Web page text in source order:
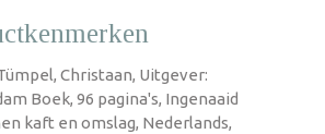
Christaan, Uitgever:
Boek, 96 pagina's, Ingenaaid
kaft en omslag, Nederlands,